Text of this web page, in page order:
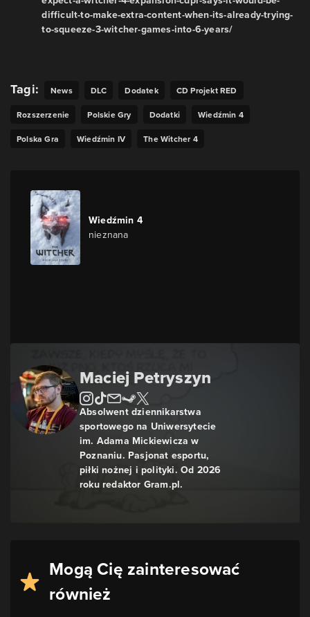
difficult-to-make-extra-content-when-its-already-trying-
to-squeeze-3-witcher-games-into-6-years/
Tagi: News DLC Dodatek CD Projekt RED
Rozszerzenie Polskie Gry Dodatki Wiedźmin 4
Polska Gra Wiedźmin IV The Witcher 4
Maciej Petryszyn
Absolwent dziennikarstwa
sportowego na Uniwersytecie
im. Adama Mickiewicza w
Poznaniu. Pasjonat esportu,
piłki nożnej i polityki. Od 2026
roku redaktor Gram.pl.
Wiedźmin 4
nieznana
Mogą Cię zainteresować
również